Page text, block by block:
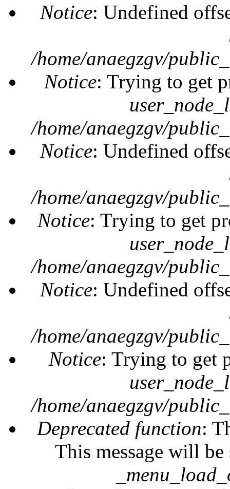
Notice: Undefined
/home/anaegzgv/
Notice: Trying to get
/home/anaegzgv/
Notice: Undefined
/home/anaegzgv/
Notice: Trying to get
/home/anaegzgv/
Notice: Undefined
/home/anaegzgv/
Notice: Trying to get
/home/anaegzgv/
Deprecated function:
This message will